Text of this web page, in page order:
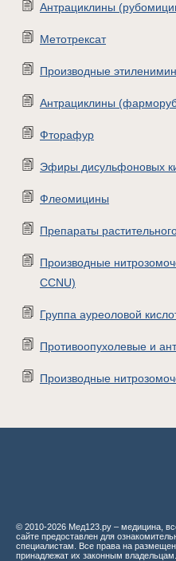
Антрациклины
Метотрексат
Производные
Антрациклины
Фторафур
Эфиры дисульфоновых
Флеомицины
Препараты
Производные
CCNU)
Группа ауреоловой
Противоопухолевые и
Производные
© 2010-2026 Мед123.ру – медицина,
сайте предоставлен для
специалистам. Все права на
принадлежат их законным владельцам.